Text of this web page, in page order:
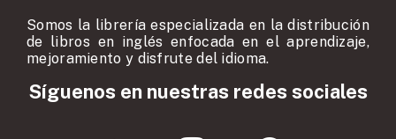
Somos la librería especializada en la distribución
de libros en inglés enfocada en el aprendizaje,
mejoramiento y disfrute del idioma.
Síguenos en nuestras redes sociales